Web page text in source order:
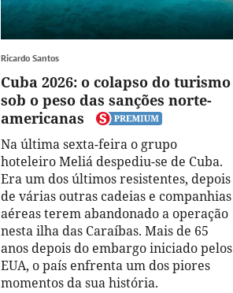
Ricardo Santos
Cuba 2026: o colapso do turismo
sob o peso das sanções norte-
americanas
Na última sexta-feira o grupo
hoteleiro Meliá despediu-se de Cuba.
Era um dos últimos resistentes, depois
de várias outras cadeias e companhias
aéreas terem abandonado a operação
nesta ilha das Caraíbas. Mais de 65
anos depois do embargo iniciado pelos
EUA, o país enfrenta um dos piores
momentos da sua história.